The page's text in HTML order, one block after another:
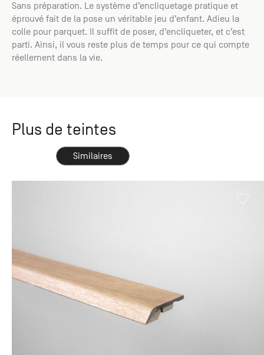
Sans préparation. Le système d’encliquetage pratique et
éprouvé fait de la pose un véritable jeu d’enfant. Adieu la
colle pour parquet. Il suffit de poser, d’encliqueter, et c’est
parti. Ainsi, il vous reste plus de temps pour ce qui compte
réellement dans la vie.
Plus de teintes
Similaires